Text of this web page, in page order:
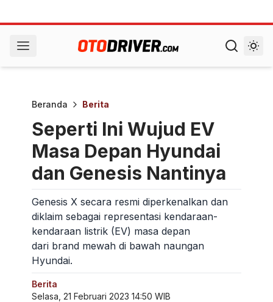
Beranda Berita
Seperti Ini Wujud EV
Masa Depan Hyundai
dan Genesis Nantinya
Genesis X secara resmi diperkenalkan dan
diklaim sebagai representasi kendaraan-
kendaraan listrik (EV) masa depan
dari brand mewah di bawah naungan
Hyundai.
Berita
Selasa, 21 Februari 2023 14:50 WIB